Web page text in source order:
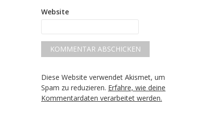
Website
Diese Website verwendet Akismet, um
Spam zu reduzieren. Erfahre, wie deine
Kommentardaten verarbeitet werden.